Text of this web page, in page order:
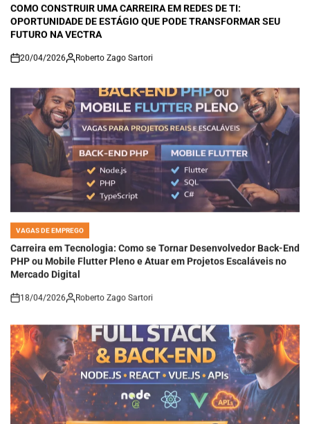
IN
COMO CONSTRUIR UMA CARREIRA EM REDES DE TI:
OPORTUNIDADE DE ESTÁGIO QUE PODE TRANSFORMAR SEU
FUTURO NA VECTRA
on
20/04/2026 Roberto Zago Sartori
POSTED
Carreira em Tecnologia: Como se Tornar Desenvolvedor Back-End
PHP ou Mobile Flutter Pleno e Atuar em Projetos Escaláveis no
Mercado Digital
on